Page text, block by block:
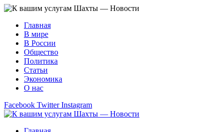
Главная
В мире
В России
Общество
Политика
Статьи
Экономика
О нас
Facebook Twitter Instagram